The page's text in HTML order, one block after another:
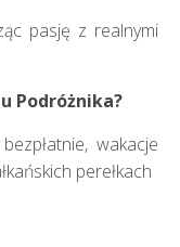
pasję z realnymi
Podróżnika?
wakacje
perełkach